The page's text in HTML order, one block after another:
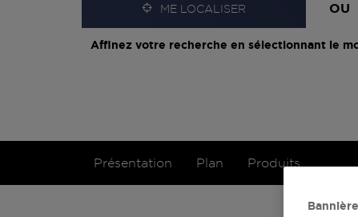
ME LOCALISER OU
Affinez votre recherche en sélectionnant le
Présentation Plan Produits